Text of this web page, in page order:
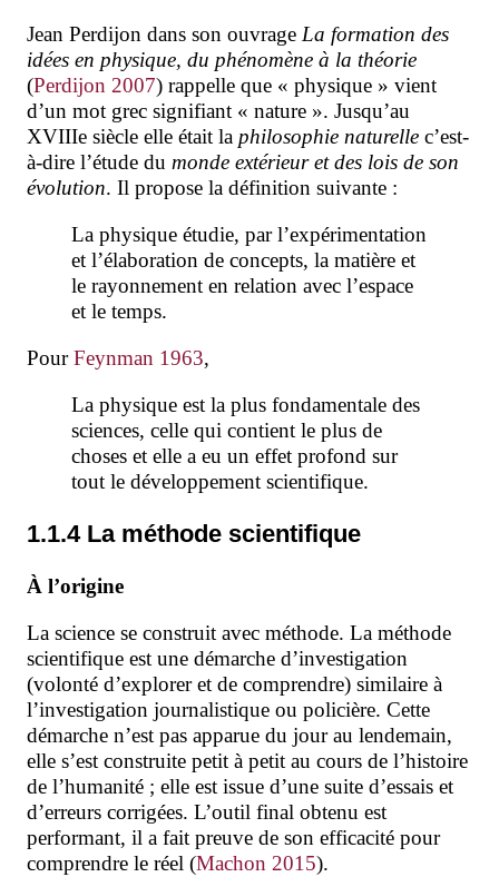
Jean Perdijon dans son ouvrage La formation des
idées en physique, du phénomène à la théorie
(Perdijon 2007) rappelle que « physique » vient
d’un mot grec signifiant « nature ». Jusqu’au
XVIIIe siècle elle était la philosophie naturelle c’est-
à-dire l’étude du monde extérieur et des lois de son
évolution. Il propose la définition suivante :
La physique étudie, par l’expérimentation
et l’élaboration de concepts, la matière et
le rayonnement en relation avec l’espace
et le temps.
PourFeynman 1963,
La physique est la plus fondamentale des
sciences, celle qui contient le plus de
choses et elle a eu un effet profond sur
tout le développement scientifique.
1.1.4 La méthode scientifique
À l’origine
La science se construit avec méthode. La méthode
scientifique est une démarche d’investigation
(volonté d’explorer et de comprendre) similaire à
l’investigation journalistique ou policière. Cette
démarche n’est pas apparue du jour au lendemain,
elle s’est construite petit à petit au cours de l’histoire
de l’humanité ; elle est issue d’une suite d’essais et
d’erreurs corrigées. L’outil final obtenu est
performant, il a fait preuve de son efficacité pour
comprendre le réel (Machon 2015).